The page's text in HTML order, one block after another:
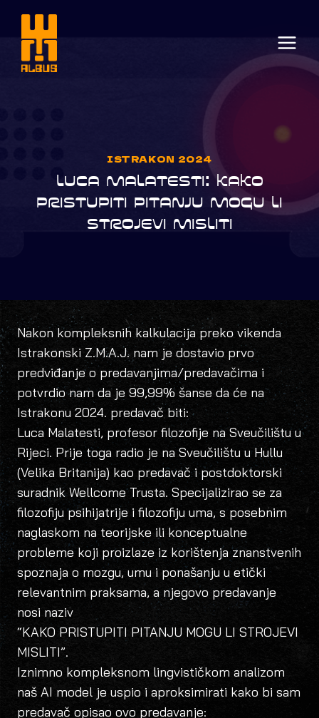
content
ISTRAKON 2024
LUCA MALATESTI: KAKO
PRISTUPITI PITANJU MOGU LI
STROJEVI MISLITI
Nakon kompleksnih kalkulacija preko vikenda
Istrakonski Z.M.A.J. nam je dostavio prvo
predviđanje o predavanjima/predavačima i
potvrdio nam da je 99,99% šanse da će na
Istrakonu 2024. predavač biti:
Luca Malatesti, profesor filozofije na Sveučilištu u
Rijeci. Prije toga radio je na Sveučilištu u Hullu
(Velika Britanija) kao predavač i postdoktorski
suradnik Wellcome Trusta. Specijalizirao se za
filozofiju psihijatrije i filozofiju uma, s posebnim
naglaskom na teorijske ili konceptualne
probleme koji proizlaze iz korištenja znanstvenih
spoznaja o mozgu, umu i ponašanju u etički
relevantnim praksama, a njegovo predavanje
nosi naziv
“KAKO PRISTUPITI PITANJU MOGU LI STROJEVI
MISLITI”.
Iznimno kompleksnom lingvističkom analizom
naš AI model je uspio i aproksimirati kako bi sam
predavač opisao ovo predavanje: